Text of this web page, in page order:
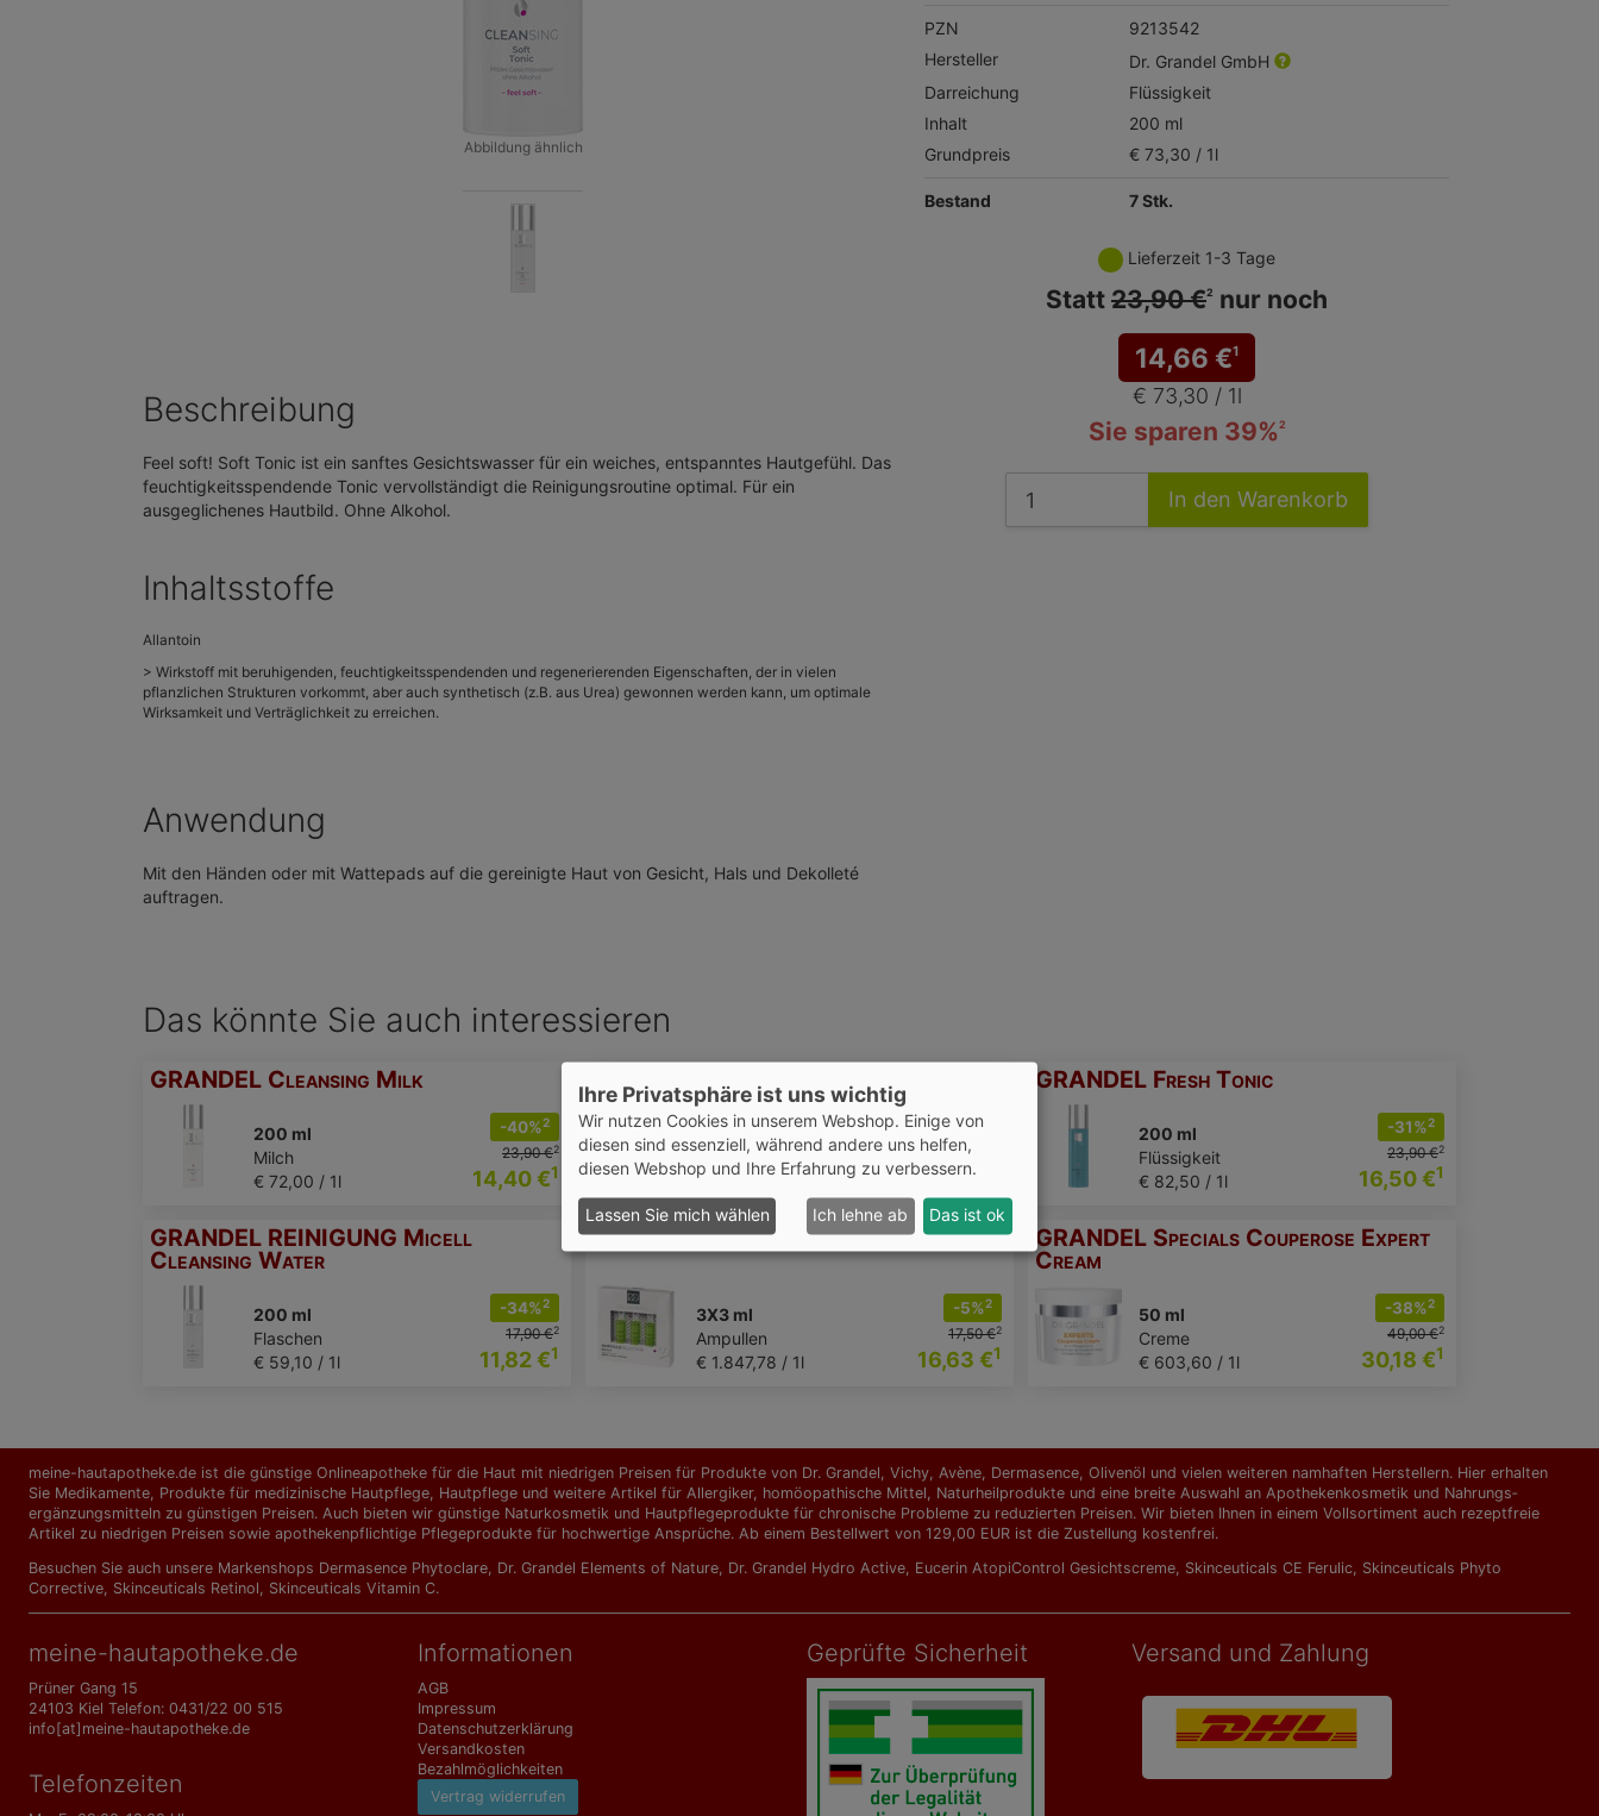
Abbildung ähnlich
Beschreibung
Feel soft! Soft Tonic ist ein sanftes Gesichtswasser für ein weiches, entspanntes Hautgefühl. Das
feuchtigkeitsspendende Tonic vervollständigt die Reinigungsroutine optimal. Für ein
ausgeglichenes Hautbild. Ohne Alkohol.
Inhaltsstoffe
Allantoin
> Wirkstoff mit beruhigenden, feuchtigkeitsspendenden und regenerierenden Eigenschaften, der in vielen
pflanzlichen Strukturen vorkommt, aber auch synthetisch (z.B. aus Urea) gewonnen werden kann, um optimale
Wirksamkeit und Verträglichkeit zu erreichen.
Anwendung
Mit den Händen oder mit Wattepads auf die gereinigte Haut von Gesicht, Hals und Dekolleté
auftragen.
PZN
9213542
Hersteller
Dr. Grandel GmbH
Darreichung
Flüssigkeit
Inhalt
200 ml
Grundpreis
€ 73,30 / 1l
Bestand 7 Stk.
Lieferzeit 1-3 Tage
Statt 23,90 €2 nur noch
14,66 €1
€ 73,30 / 1l
Sie sparen 39%2
In den Warenkorb
Das könnte Sie auch interessieren
GRANDEL Cleansing Milk
200 ml
Milch
€ 72,00 / 1l
-40%2
23,90 €2
14,40 €1
GRANDEL Effect Peeling Creme
75 ml
Creme
€ 318,27 / 1l
-14%
27,90 €
23,87 €
GRANDEL Fresh Tonic
200 ml
Flüssigkeit
€ 82,50 / 1l
-31%2
23,90 €2
16,50 €1
GRANDEL REINIGUNG Micell
Cleansing Water
200 ml
Flaschen
€ 59,10 / 1l
-34%2
17,90 €2
11,82 €1
GRANDEL Retinol Ampullen
3X3 ml
Ampullen
€ 1.847,78 / 1l
-5%2
17,50 €2
16,63 €1
GRANDEL Specials Couperose Expert
Cream
50 ml
Creme
€ 603,60 / 1l
-38%2
49,00 €2
30,18 €1
meine-hautapotheke.de ist die günstige Onlineapotheke für die Haut mit niedrigen Preisen für Produkte von Dr. Grandel, Vichy, Avène, Dermasence, Olivenöl und vielen weiteren namhaften Herstellern. Hier erhalten
Sie Medikamente, Produkte für medizinische Hautpflege, Hautpflege und weitere Artikel für Allergiker, homöopathische Mittel, Naturheilprodukte und eine breite Auswahl an Apothekenkosmetik und Nahrungs­
ergänzungs­mitteln zu günstigen Preisen. Auch bieten wir günstige Naturkosmetik und Hautpflegeprodukte für chronische Probleme zu reduzierten Preisen. Wir bieten Ihnen in einem Vollsortiment auch rezeptfreie
Artikel zu niedrigen Preisen sowie apothekenpflichtige Pflegeprodukte für hochwertige Ansprüche. Ab einem Bestellwert von 129,00 EUR ist die Zustellung kostenfrei.
Besuchen Sie auch unsere Markenshops Dermasence Phytoclare, Dr. Grandel Elements of Nature, Dr. Grandel Hydro Active, Eucerin AtopiControl Gesichtscreme, Skinceuticals CE Ferulic, Skinceuticals Phyto
Corrective, Skinceuticals Retinol, Skinceuticals Vitamin C.
meine-hautapotheke.de
Prüner Gang 15
24103 Kiel Telefon: 0431/22 00 515
info[at]meine-hautapotheke.de
Telefonzeiten
Informationen
AGB
Impressum
Datenschutzerklärung
Versandkosten
Bezahlmöglichkeiten
Vertrag widerrufen
Geprüfte Sicherheit Versand und Zahlung
Ihre Privatsphäre ist uns wichtig
Wir nutzen Cookies in unserem Webshop. Einige von
diesen sind essenziell, während andere uns helfen,
diesen Webshop und Ihre Erfahrung zu verbessern.
Lassen Sie mich wählen Ich lehne ab Das ist ok